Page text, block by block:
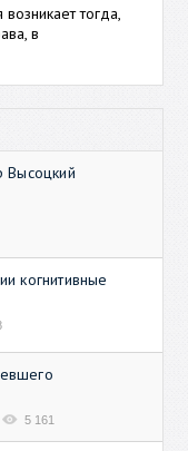
тогда,
в
Высоцкий
когнитивные
5 161